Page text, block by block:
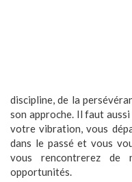
discipline, de la
son approche. Il faut
votre vibration, vous
dans le passé et vous
vous rencontrerez de
opportunités.